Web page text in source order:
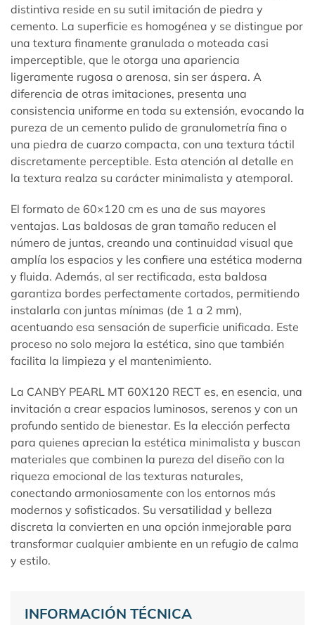
distintiva reside en su sutil imitación de piedra y
cemento. La superficie es homogénea y se distingue por
una textura finamente granulada o moteada casi
imperceptible, que le otorga una apariencia
ligeramente rugosa o arenosa, sin ser áspera. A
diferencia de otras imitaciones, presenta una
consistencia uniforme en toda su extensión, evocando la
pureza de un cemento pulido de granulometría fina o
una piedra de cuarzo compacta, con una textura táctil
discretamente perceptible. Esta atención al detalle en
la textura realza su carácter minimalista y atemporal.
El formato de 60×120 cm es una de sus mayores
ventajas. Las baldosas de gran tamaño reducen el
número de juntas, creando una continuidad visual que
amplía los espacios y les confiere una estética moderna
y fluida. Además, al ser rectificada, esta baldosa
garantiza bordes perfectamente cortados, permitiendo
instalarla con juntas mínimas (de 1 a 2 mm),
acentuando esa sensación de superficie unificada. Este
proceso no solo mejora la estética, sino que también
facilita la limpieza y el mantenimiento.
La CANBY PEARL MT 60X120 RECT es, en esencia, una
invitación a crear espacios luminosos, serenos y con un
profundo sentido de bienestar. Es la elección perfecta
para quienes aprecian la estética minimalista y buscan
materiales que combinen la pureza del diseño con la
riqueza emocional de las texturas naturales,
conectando armoniosamente con los entornos más
modernos y sofisticados. Su versatilidad y belleza
discreta la convierten en una opción inmejorable para
transformar cualquier ambiente en un refugio de calma
y estilo.
INFORMACIÓN TÉCNICA